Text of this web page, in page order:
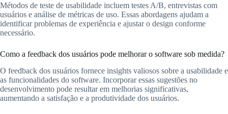
Métodos de teste de usabilidade incluem testes A/B, entrevistas com
usuários e análise de métricas de uso. Essas abordagens ajudam a
identificar problemas de experiência e ajustar o design conforme
necessário.
Como a feedback dos usuários pode melhorar o software sob medida?
O feedback dos usuários fornece insights valiosos sobre a usabilidade e
as funcionalidades do software. Incorporar essas sugestões no
desenvolvimento pode resultar em melhorias significativas,
aumentando a satisfação e a produtividade dos usuários.